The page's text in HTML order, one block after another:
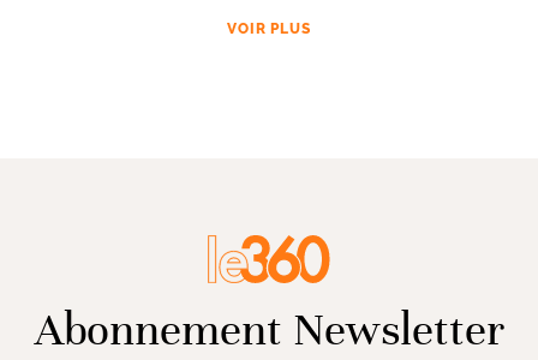
VOIR PLUS
Abonnement Newsletter